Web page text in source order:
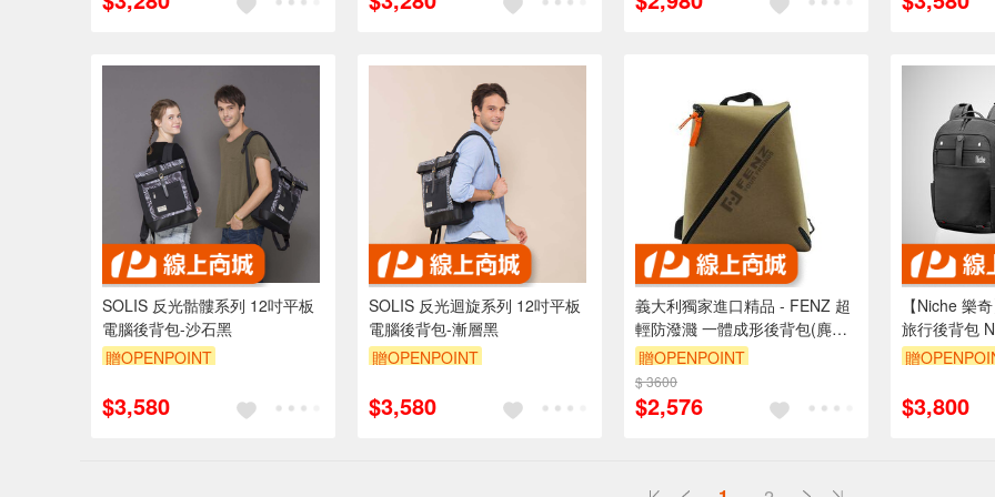
SOLIS 反光骷髏系列 12吋平板
電腦後背包-沙石黑
贈OPENPOINT
$3,580
SOLIS 反光迴旋系列 12吋平板
電腦後背包-漸層黑
贈OPENPOINT
$3,580
義大利獨家進口精品 - FENZ 超
輕防潑濺 一體成形後背包(麂皮
淺棕色)
贈OPENPOINT
$ 3600
$2,576
【Niche 樂
旅行後背包
機包 3件組
贈
$3,800